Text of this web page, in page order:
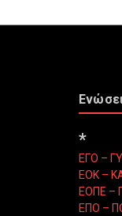
*
ΕΓΟ –
ΕΟΚ –
ΕΟΠΕ –
ΕΠΟ –